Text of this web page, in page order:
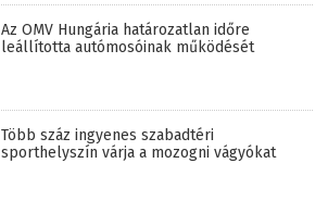
Az OMV Hungária határozatlan időre
leállította autómosóinak működését
Több száz ingyenes szabadtéri
sporthelyszín várja a mozogni vágyókat